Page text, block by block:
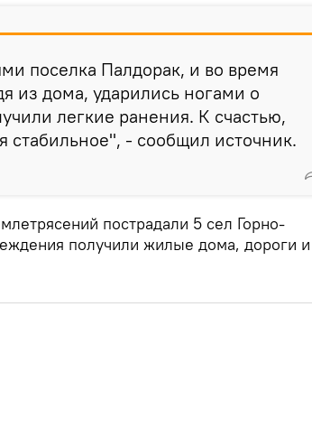
поселка Палдорак, и во время
из дома, ударились ногами о
легкие ранения. К счастью,
стабильное", - сообщил источник.
пострадали 5 сел Горно-
получили жилые дома, дороги и